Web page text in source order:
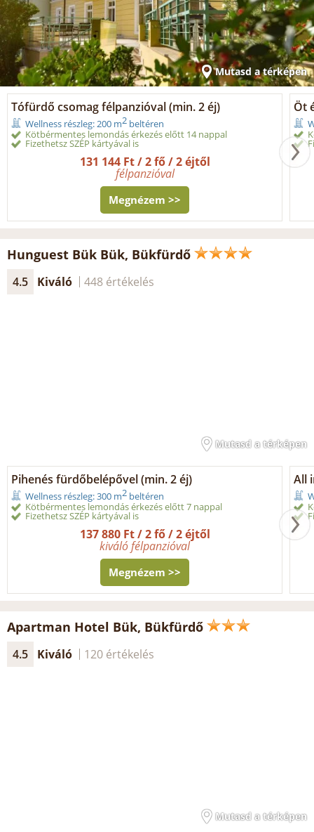
Mutasd a térképen
Tófürdő csomag félpanzióval (min. 2 éj)
Wellness részleg: 200 m2 beltéren
Kötbérmentes lemondás érkezés előtt 14 nappal
Fizethetsz SZÉP kártyával is
131 144 Ft / 2 fő / 2 éjtől
félpanzióval
Megnézem >>
Öt
Hunguest Bük Bük, Bükfürdő
4.5 Kiváló 448 értékelés
Mutasd a térképen
Pihenés fürdőbelépővel (min. 2 éj)
Wellness részleg: 300 m2 beltéren
Kötbérmentes lemondás érkezés előtt 7 nappal
Fizethetsz SZÉP kártyával is
137 880 Ft / 2 fő / 2 éjtől
kiváló félpanzióval
Megnézem >>
All
Apartman Hotel Bük, Bükfürdő
4.5 Kiváló 120 értékelés
Mutasd a térképen